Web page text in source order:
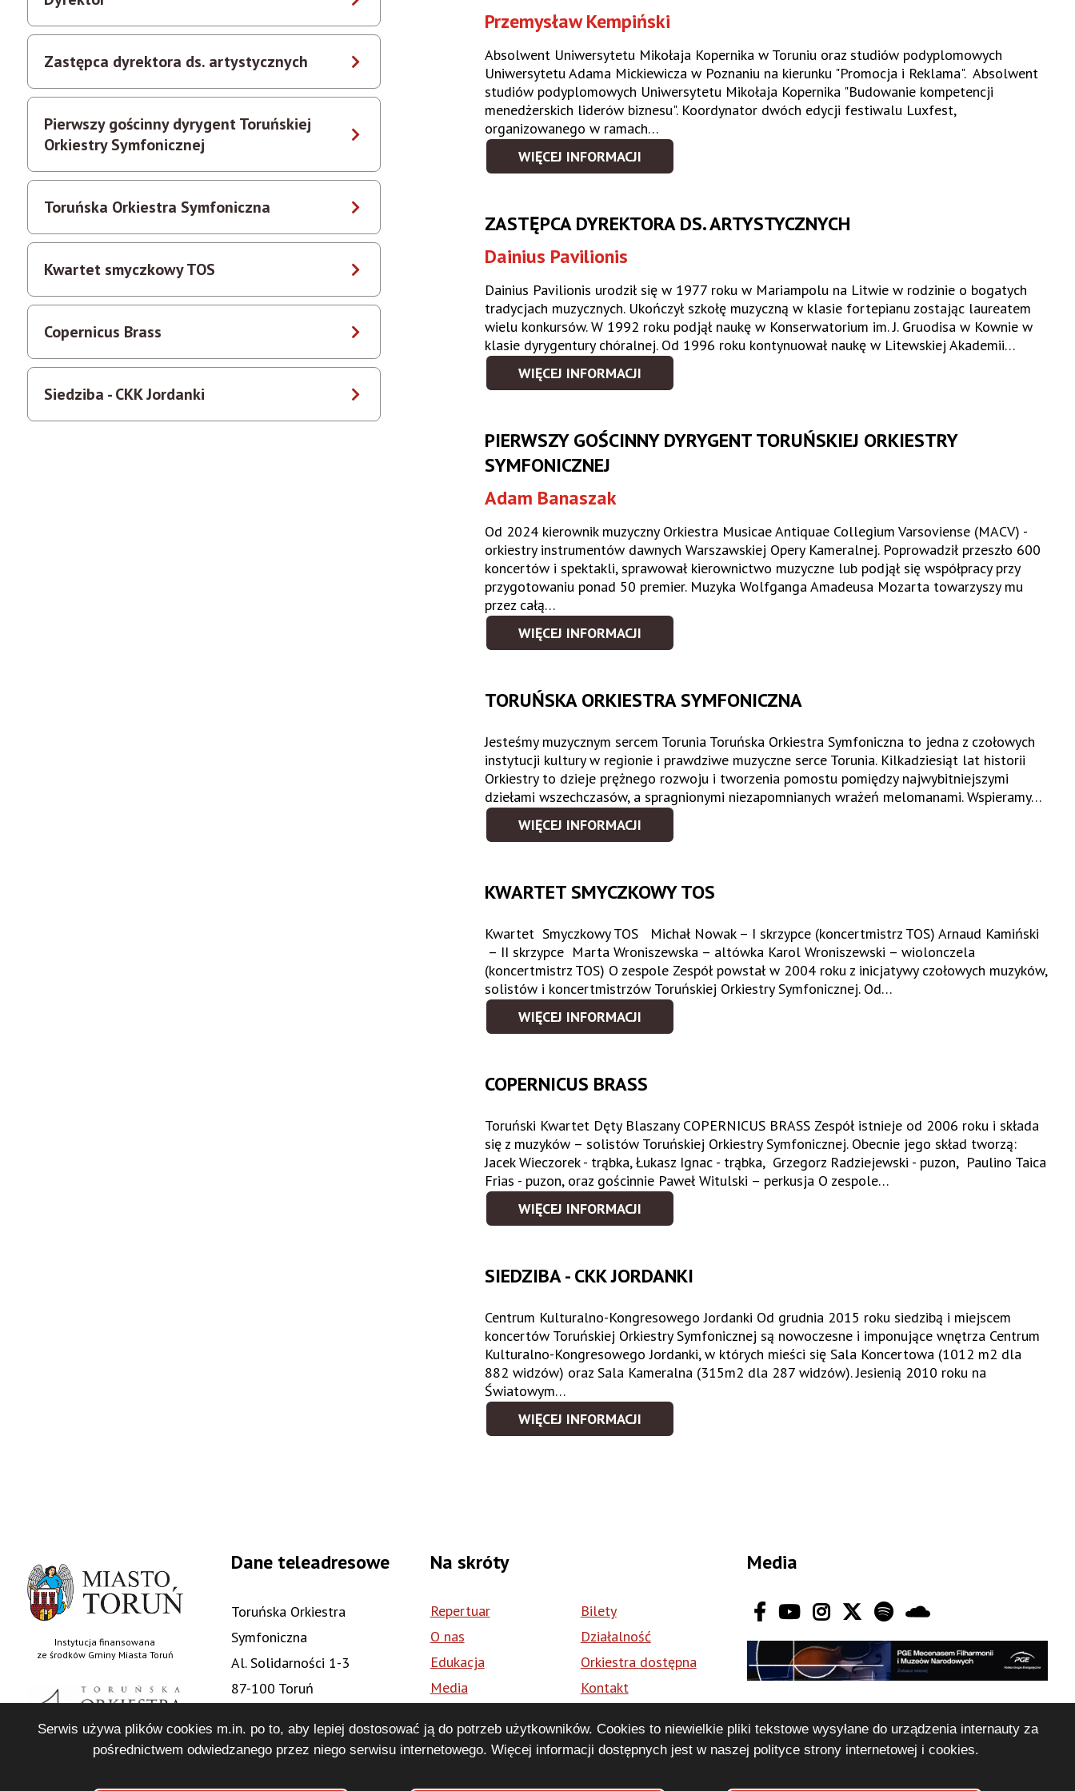
Serwis używa plików cookies m.in. po to, aby lepiej dostosować ją do potrzeb użytkowników. Cookies to niewielkie pliki tekstowe wysyłane do urządzenia internauty za
pośrednictwem odwiedzanego przez niego serwisu internetowego. Więcej informacji dostępnych jest w naszej polityce strony internetowej i cookies.
Zastępca dyrektora ds. artystycznych
Pierwszy gościnny dyrygent Toruńskiej
Orkiestry Symfonicznej
Toruńska Orkiestra Symfoniczna
Kwartet smyczkowy TOS
Copernicus Brass
Siedziba - CKK Jordanki
Przemysław Kempiński
Absolwent Uniwersytetu Mikołaja Kopernika w Toruniu oraz studiów podyplomowych
Uniwersytetu Adama Mickiewicza w Poznaniu na kierunku "Promocja i Reklama". Absolwent
studiów podyplomowych Uniwersytetu Mikołaja Kopernika "Budowanie kompetencji
menedżerskich liderów biznesu". Koordynator dwóch edycji festiwalu Luxfest,
organizowanego w ramach…
WIĘCEJ INFORMACJI
ZASTĘPCA DYREKTORA DS. ARTYSTYCZNYCH
Dainius Pavilionis
Dainius Pavilionis urodził się w 1977 roku w Mariampolu na Litwie w rodzinie o bogatych
tradycjach muzycznych. Ukończył szkołę muzyczną w klasie fortepianu zostając laureatem
wielu konkursów. W 1992 roku podjął naukę w Konserwatorium im. J. Gruodisa w Kownie w
klasie dyrygentury chóralnej. Od 1996 roku kontynuował naukę w Litewskiej Akademii…
WIĘCEJ INFORMACJI
PIERWSZY GOŚCINNY DYRYGENT TORUŃSKIEJ ORKIESTRY
SYMFONICZNEJ
Adam Banaszak
Od 2024 kierownik muzyczny Orkiestra Musicae Antiquae Collegium Varsoviense (MACV) -
orkiestry instrumentów dawnych Warszawskiej Opery Kameralnej. Poprowadził przeszło 600
koncertów i spektakli, sprawował kierownictwo muzyczne lub podjął się współpracy przy
przygotowaniu ponad 50 premier. Muzyka Wolfganga Amadeusa Mozarta towarzyszy mu
przez całą…
WIĘCEJ INFORMACJI
TORUŃSKA ORKIESTRA SYMFONICZNA
Jesteśmy muzycznym sercem Torunia Toruńska Orkiestra Symfoniczna to jedna z czołowych
instytucji kultury w regionie i prawdziwe muzyczne serce Torunia. Kilkadziesiąt lat historii
Orkiestry to dzieje prężnego rozwoju i tworzenia pomostu pomiędzy najwybitniejszymi
dziełami wszechczasów, a spragnionymi niezapomnianych wrażeń melomanami. Wspieramy…
WIĘCEJ INFORMACJI
KWARTET SMYCZKOWY TOS
Kwartet Smyczkowy TOS Michał Nowak – I skrzypce (koncertmistrz TOS) Arnaud Kamiński
– II skrzypce Marta Wroniszewska – altówka Karol Wroniszewski – wiolonczela
(koncertmistrz TOS) O zespole Zespół powstał w 2004 roku z inicjatywy czołowych muzyków,
solistów i koncertmistrzów Toruńskiej Orkiestry Symfonicznej. Od…
WIĘCEJ INFORMACJI
COPERNICUS BRASS
Toruński Kwartet Dęty Blaszany COPERNICUS BRASS Zespół istnieje od 2006 roku i składa
się z muzyków – solistów Toruńskiej Orkiestry Symfonicznej. Obecnie jego skład tworzą:
Jacek Wieczorek - trąbka, Łukasz Ignac - trąbka, Grzegorz Radziejewski - puzon, Paulino Taica
Frias - puzon, oraz gościnnie Paweł Witulski – perkusja O zespole…
WIĘCEJ INFORMACJI
SIEDZIBA - CKK JORDANKI
Centrum Kulturalno-Kongresowego Jordanki Od grudnia 2015 roku siedzibą i miejscem
koncertów Toruńskiej Orkiestry Symfonicznej są nowoczesne i imponujące wnętrza Centrum
Kulturalno-Kongresowego Jordanki, w których mieści się Sala Koncertowa (1012 m2 dla
882 widzów) oraz Sala Kameralna (315m2 dla 287 widzów). Jesienią 2010 roku na
Światowym…
WIĘCEJ INFORMACJI
Instytucja finansowana
ze środków Gminy Miasta Toruń
Dane teleadresowe
Toruńska Orkiestra
Symfoniczna
Al. Solidarności 1-3
87-100 Toruń
sekretariat@tos.art.pl
Na skróty
Repertuar
Bilety
O nas
Działalność
Edukacja
Orkiestra dostępna
Media
Kontakt
Media